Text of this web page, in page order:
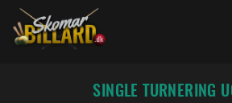
Fortsæt
indhold
SINGLE TURNERING